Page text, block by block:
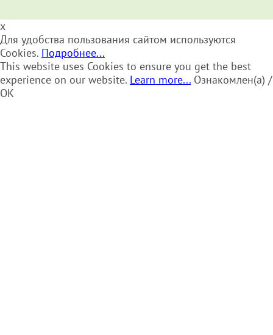
x
Для удобства пользования сайтом используются
Cookies. Подробнее...
This website uses Cookies to ensure you get the best
experience on our website. Learn more... Ознакомлен(а) /
OK